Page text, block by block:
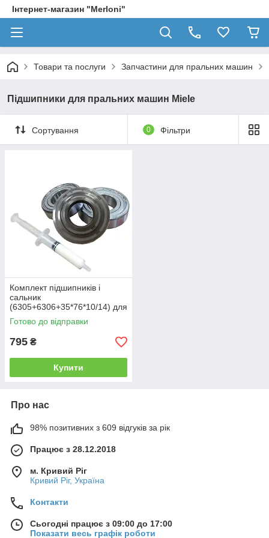
Інтернет-магазин "Merloni"
Товари та послуги Запчастини для пральних машин
Підшипники для пральних машин Miele
Сортування 0 Фільтри
Комплект підшипників і
сальник
(6305+6306+35*76*10/14) для
пральної машини Miele
Готово до відправки
795 ₴
Купити
Про нас
98% позитивних з 609 відгуків за рік
Працює з 28.12.2018
м. Кривий Ріг
Кривий Ріг, Україна
Контакти
Сьогодні працює з 09:00 до 17:00
Показати весь графік роботи